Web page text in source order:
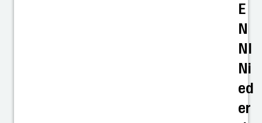
E
N
NI
Ni
ed
er